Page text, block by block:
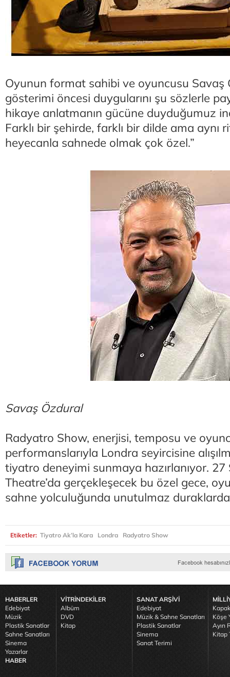
Oyunun format sahibi ve oyuncusu Savaş
gösterimi öncesi duygularını şu sözlerle
hikaye anlatmanın gücüne duyduğumuz
Farklı bir şehirde, farklı bir dilde ama aynı
heyecanla sahnede olmak çok özel.”
Savaş Özdural
Radyatro Show, enerjisi, temposu ve
performanslarıyla Londra seyircisine
tiyatro deneyimi sunmaya hazırlanıyor. 27
Theatre’da gerçekleşecek bu özel gece,
sahne yolculuğunda unutulmaz
Etiketler: Tiyatro Ak’la Kara Londra Radyatro Show
HABERLER
Edebiyat
Müzik
Plastik Sanatlar
Sahne Sanatları
Sinema
Yazarlar
HABER
VİTRİNDEKİLER
Albüm
DVD
Kitap
SANAT ARŞİVİ
Edebiyat
Müzik & Sahne Sanatları
Plastik Sanatlar
Sinema
Sanat Terimi
Köşe
Ayın
Kitap